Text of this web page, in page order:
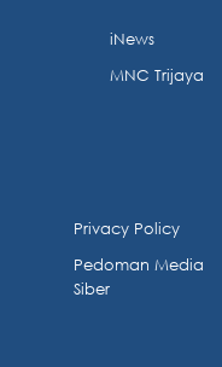
iNews
MNC Trijaya
Privacy Policy
Pedoman Media
Siber